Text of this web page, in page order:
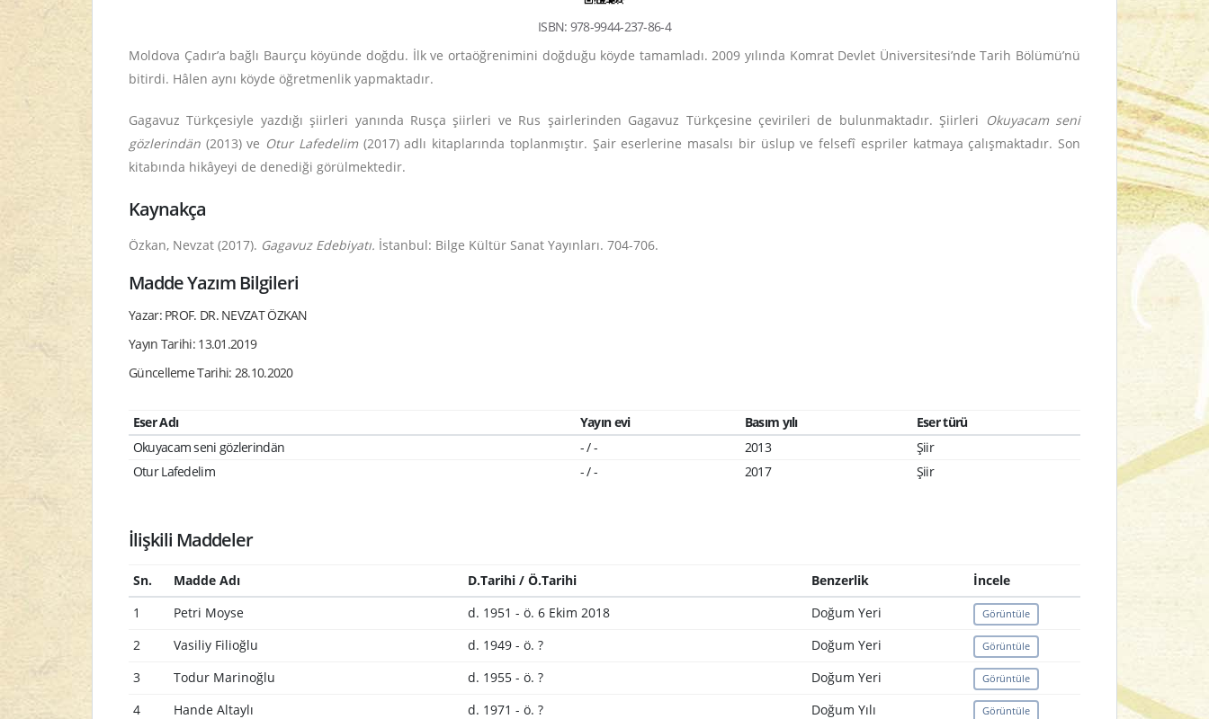
ISBN: 978-9944-237-86-4
Moldova Çadır’a bağlı Baurçu köyünde doğdu. İlk ve ortaöğrenimini doğduğu köyde tamamladı. 2009 yılında Komrat Devlet Üniversitesi’nde Tarih Bölümü’nü
bitirdi. Hâlen aynı köyde öğretmenlik yapmaktadır.
Gagavuz Türkçesiyle yazdığı şiirleri yanında Rusça şiirleri ve Rus şairlerinden Gagavuz Türkçesine çevirileri de bulunmaktadır. Şiirleri Okuyacam seni
gözlerindän (2013) ve Otur Lafedelim(2017) adlı kitaplarında toplanmıştır. Şair eserlerine masalsı bir üslup ve felsefî espriler katmaya çalışmaktadır. Son
kitabında hikâyeyi de denediği görülmektedir.
Kaynakça
Özkan, Nevzat (2017). Gagavuz Edebiyatı. İstanbul: Bilge Kültür Sanat Yayınları. 704-706.
Madde Yazım Bilgileri
Yazar: PROF. DR. NEVZAT ÖZKAN
Yayın Tarihi: 13.01.2019
Güncelleme Tarihi: 28.10.2020
Eser Adı Yayın evi Basım yılı
Eser türü
Okuyacam seni gözlerindän
- / - 2013
Şiir
Otur Lafedelim
- / - 2017 Şiir
İlişkili Maddeler
Sn. Madde Adı D.Tarihi / Ö.Tarihi Benzerlik
İncele
1
Petri Moyse d. 1951 - ö. 6 Ekim 2018 Doğum Yeri Görüntüle
2 Vasiliy Filioğlu d. 1949 - ö. ? Doğum Yeri Görüntüle
3 Todur Marinoğlu d. 1955 - ö. ? Doğum Yeri Görüntüle
4 Hande Altaylı d. 1971 - ö. ? Doğum Yılı Görüntüle